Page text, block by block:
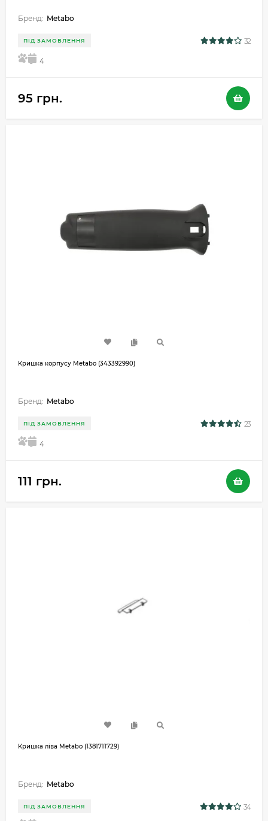
Бренд: Metabo
ПІД ЗАМОВЛЕННЯ 32
5 4
95 грн.
Кришка корпусу Metabo (343392990)
Бренд: Metabo
ПІД ЗАМОВЛЕННЯ 23
5 4
111 грн.
Кришка ліва Metabo (1381711729)
Бренд: Metabo
ПІД ЗАМОВЛЕННЯ 34